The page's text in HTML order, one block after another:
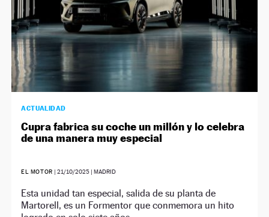
ACTUALIDAD
Cupra fabrica su coche un millón y lo celebra
de una manera muy especial
EL MOTOR |21/10/2025 | MADRID
Esta unidad tan especial, salida de su planta de
Martorell, es un Formentor que conmemora un hito